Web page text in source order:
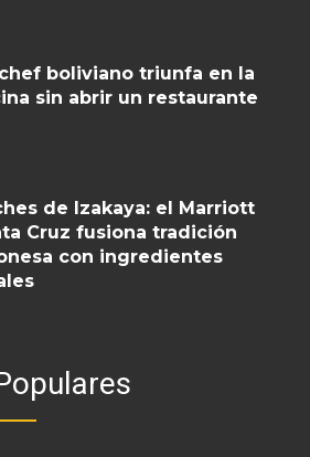
boliviano triunfa en la
sin abrir un restaurante
de Izakaya: el Marriott
Cruz fusiona tradición
con ingredientes